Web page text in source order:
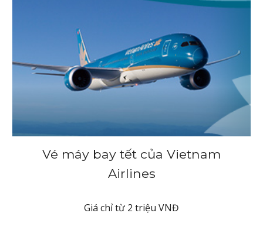
Vé máy bay tết của Vietnam
Airlines
Giá chỉ từ 2 triệu VNĐ